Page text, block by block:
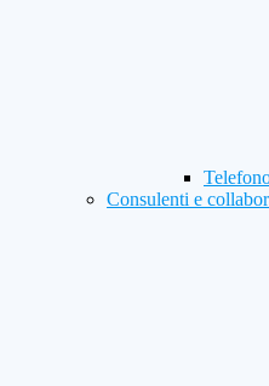
Consulenti e